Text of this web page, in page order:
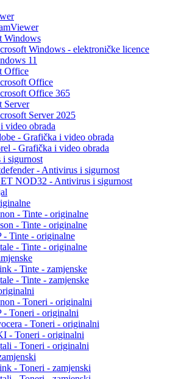
Windows
Windows - elektroničke licence
11
Office
Office
Office 365
Server
Server 2025
video obrada
- Grafička i video obrada
- Grafička i video obrada
sigurnost
- Antivirus i sigurnost
NOD32 - Antivirus i sigurnost
- Tinte - originalne
- Tinte - originalne
- Tinte - originalne
- Tinte - originalne
- Tinte - zamjenske
- Tinte - zamjenske
- Toneri - originalni
- Toneri - originalni
- Toneri - originalni
- Toneri - originalni
- Toneri - originalni
- Toneri - zamjenski